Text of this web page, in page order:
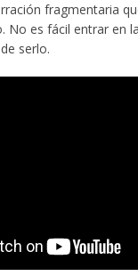
fragmentaria
No es fácil entrar en
serlo.